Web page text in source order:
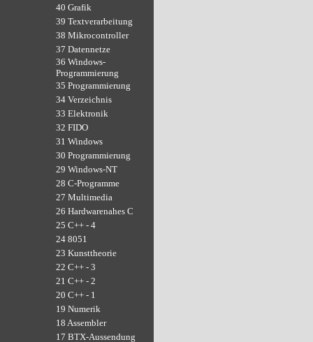
40 Grafik
39 Textverarbeitung
38 Mikrocontroller
37 Datennetze
36 Windows-
Programmierung
35 Programmierung
34 Verzeichnis
33 Elektronik
32 FIDO
31 Windows
30 Programmierung
29 Windows-NT
28 C-Programme
27 Multimedia
26 Hardwarenahes C
25 C++ - 4
24 8051
23 Kunsttheorie
22 C++ - 3
21 C++ - 2
20 C++ - 1
19 Numerik
18 Assembler
17 BTX-Aussendung